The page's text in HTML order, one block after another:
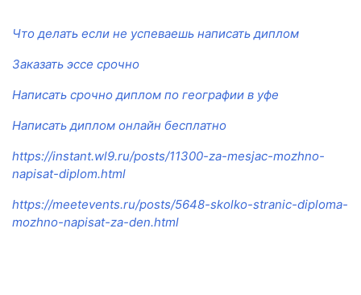
Что делать если не успеваешь написать диплом
Заказать эссе срочно
Написать срочно диплом по географии в уфе
Написать диплом онлайн бесплатно
https://instant.wl9.ru/posts/11300-za-mesjac-mozhno-
napisat-diplom.html
https://meetevents.ru/posts/5648-skolko-stranic-diploma-
mozhno-napisat-za-den.html